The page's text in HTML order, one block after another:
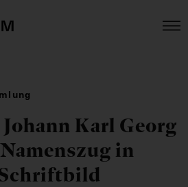
Karl Georg
in